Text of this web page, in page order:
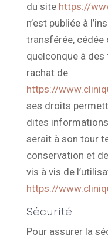
du site https://
n’est publiée à
transférée, cédée
quelconque à des
rachat de
https://
ses droits
dites informations
serait à son tour
conservation et
vis à vis de
https://
Sécurité
Pour assurer la